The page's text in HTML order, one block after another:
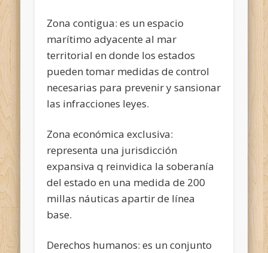
Zona contigua: es un espacio
marítimo adyacente al mar
territorial en donde los estados
pueden tomar medidas de control
necesarias para prevenir y sansionar
las infracciones leyes.
Zona económica exclusiva:
representa una jurisdicción
expansiva q reinvidica la soberanía
del estado en una medida de 200
millas náuticas apartir de línea
base.
Derechos humanos: es un conjunto